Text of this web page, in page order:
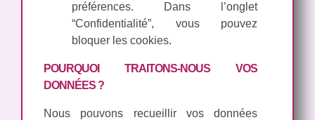
préférences. Dans l’onglet
“Confidentialité”, vous pouvez
bloquer les cookies.
POURQUOI TRAITONS-NOUS VOS
DONNÉES ?
Nous pouvons recueillir vos données